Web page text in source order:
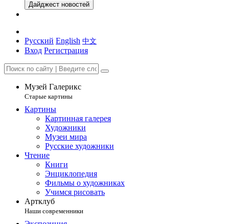
Дайджест новостей
Русский English 中文
Вход Регистрация
Музей Галерикс
Старые картины
Картины
Картинная галерея
Художники
Музеи мира
Русские художники
Чтение
Книги
Энциклопедия
Фильмы о художниках
Учимся рисовать
Артклуб
Наши современники